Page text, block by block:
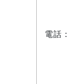
電話：